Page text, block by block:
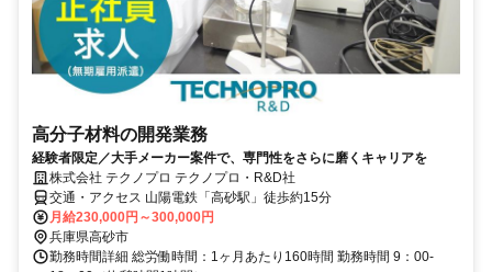
高分子材料の開発業務
経験者限定／大手メーカー案件で、専門性をさらに磨くキャリアを
株式会社 テクノプロ テクノプロ・R&D社
交通・アクセス 山陽電鉄「高砂駅」徒歩約15分
月給230,000円～300,000円
兵庫県高砂市
勤務時間詳細 総労働時間：1ヶ月あたり160時間 勤務時間 9：00-